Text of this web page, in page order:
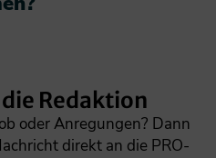
Redaktion
oder Anregungen? Dann
direkt an die PRO-